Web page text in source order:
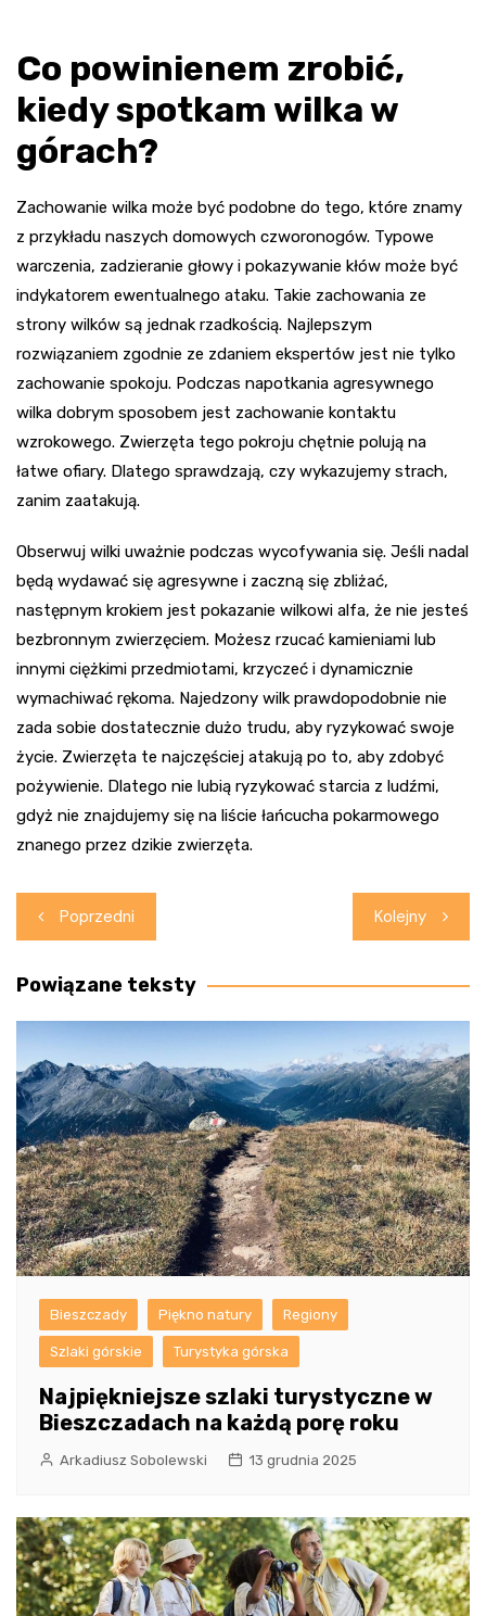
Co powinienem zrobić,
kiedy spotkam wilka w
górach?
Zachowanie wilka może być podobne do tego, które znamy
z przykładu naszych domowych czworonogów. Typowe
warczenia, zadzieranie głowy i pokazywanie kłów może być
indykatorem ewentualnego ataku. Takie zachowania ze
strony wilków są jednak rzadkością. Najlepszym
rozwiązaniem zgodnie ze zdaniem ekspertów jest nie tylko
zachowanie spokoju. Podczas napotkania agresywnego
wilka dobrym sposobem jest zachowanie kontaktu
wzrokowego. Zwierzęta tego pokroju chętnie polują na
łatwe ofiary. Dlatego sprawdzają, czy wykazujemy strach,
zanim zaatakują.
Obserwuj wilki uważnie podczas wycofywania się. Jeśli nadal
będą wydawać się agresywne i zaczną się zbliżać,
następnym krokiem jest pokazanie wilkowi alfa, że nie jesteś
bezbronnym zwierzęciem. Możesz rzucać kamieniami lub
innymi ciężkimi przedmiotami, krzyczeć i dynamicznie
wymachiwać rękoma. Najedzony wilk prawdopodobnie nie
zada sobie dostatecznie dużo trudu, aby ryzykować swoje
życie. Zwierzęta te najczęściej atakują po to, aby zdobyć
pożywienie. Dlatego nie lubią ryzykować starcia z ludźmi,
gdyż nie znajdujemy się na liście łańcucha pokarmowego
znanego przez dzikie zwierzęta.
Nawigacja
wpisu
Poprzedni Kolejny
Powiązane teksty
Bieszczady Piękno natury Regiony
Szlaki górskie Turystyka górska
Najpiękniejsze szlaki turystyczne w
Bieszczadach na każdą porę roku
Arkadiusz Sobolewski 13 grudnia 2025